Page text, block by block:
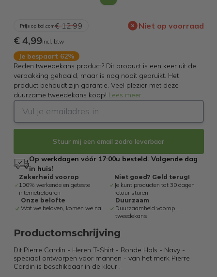
Prijs op bol.com€ 12,99 Niet op voorraad
€ 4,99Incl. btw
Je bespaart 62%
Reden tweedekans product? Dit product is een keer uit de
verpakking gehaald, maar is nog nooit gebruikt. Het
product behoudt zijn garantie. Veel plezier met deze
duurzame tweedekans koop! Lees meer...
Stuur mij een email zodra leverbaar
Op werkdagen vóór 17:00u besteld. Volgende dag
in huis!
Zekerheid voorop
100% werkende en geteste
internetretouren
Niet goed? Geld terug!
Je kunt producten tot 30 dagen
retour sturen
Onze belofte
Wat we beloven, komen we na!
Duurzaam
Duurzaamheid voorop =
tweedekans
Productomschrijving
Dit Pierre Cardin - Heren T-Shirt - Ronde Hals - Navy -
speciaal ontworpen voor mannen - van het merk Pierre
Cardin is beschikbaar in de kleur .